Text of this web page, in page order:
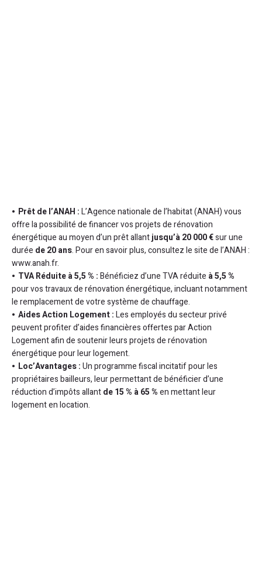
Prêt de l’ANAH :L’Agence nationale de l’habitat (ANAH) vous
offre la possibilité de financer vos projets de rénovation
énergétique au moyen d’un prêt allantjusqu’à 20 000 €sur une
durée de 20 ans. Pour en savoir plus, consultez le site de l’ANAH :
www.anah.fr.
TVA Réduite à 5,5 % :Bénéficiez d’une TVA réduite à 5,5 %
pour vos travaux de rénovation énergétique, incluant notamment
le remplacement de votre système de chauffage.
Aides Action Logement :Les employés du secteur privé
peuvent profiter d’aides financières offertes par Action
Logement afin de soutenir leurs projets de rénovation
énergétique pour leur logement.
Loc’Avantages :Un programme fiscal incitatif pour les
propriétaires bailleurs, leur permettant de bénéficier d’une
réduction d’impôts allantde 15 % à 65 %en mettant leur
logement en location.